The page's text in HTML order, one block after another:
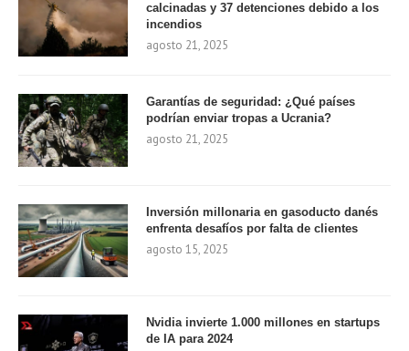
calcinadas y 37 detenciones debido a los
incendios
agosto 21, 2025
Garantías de seguridad: ¿Qué países
podrían enviar tropas a Ucrania?
agosto 21, 2025
Inversión millonaria en gasoducto danés
enfrenta desafíos por falta de clientes
agosto 15, 2025
Nvidia invierte 1.000 millones en startups
de IA para 2024